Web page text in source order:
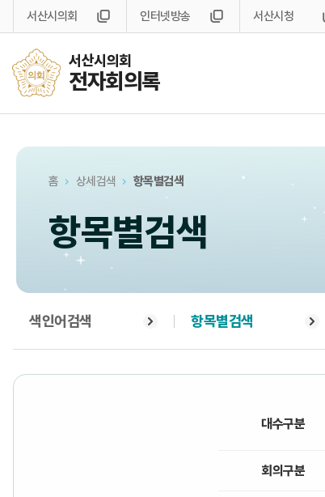
서산시의회
전자회의록
서산시의회 인터넷방송 서산시청
홈 상세검색 항목별검색
항목별검색
색인어검색 항목별검색
대수구분
회의구분